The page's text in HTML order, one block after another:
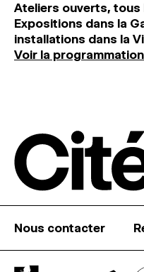
Ateliers ouverts, tous
Expositions dans la
installations dans la
Voir la
Nous contacter